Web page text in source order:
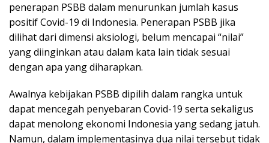
penerapan PSBB dalam menurunkan jumlah kasus
positif Covid-19 di Indonesia. Penerapan PSBB jika
dilihat dari dimensi aksiologi, belum mencapai “nilai”
yang diinginkan atau dalam kata lain tidak sesuai
dengan apa yang diharapkan.
Awalnya kebijakan PSBB dipilih dalam rangka untuk
dapat mencegah penyebaran Covid-19 serta sekaligus
dapat menolong ekonomi Indonesia yang sedang jatuh.
Namun, dalam implementasinya dua nilai tersebut tidak